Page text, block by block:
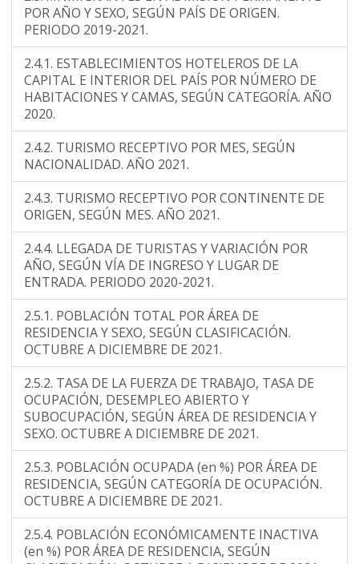
POR AÑO Y SEXO, SEGÚN PAÍS DE ORIGEN.
PERIODO 2019-2021.
2.4.1. ESTABLECIMIENTOS HOTELEROS DE LA
CAPITAL E INTERIOR DEL PAÍS POR NÚMERO DE
HABITACIONES Y CAMAS, SEGÚN CATEGORÍA. AÑO
2020.
2.4.2. TURISMO RECEPTIVO POR MES, SEGÚN
NACIONALIDAD. AÑO 2021.
2.4.3. TURISMO RECEPTIVO POR CONTINENTE DE
ORIGEN, SEGÚN MES. AÑO 2021.
2.4.4. LLEGADA DE TURISTAS Y VARIACIÓN POR
AÑO, SEGÚN VÍA DE INGRESO Y LUGAR DE
ENTRADA. PERIODO 2020-2021.
2.5.1. POBLACIÓN TOTAL POR ÁREA DE
RESIDENCIA Y SEXO, SEGÚN CLASIFICACIÓN.
OCTUBRE A DICIEMBRE DE 2021.
2.5.2. TASA DE LA FUERZA DE TRABAJO, TASA DE
OCUPACIÓN, DESEMPLEO ABIERTO Y
SUBOCUPACIÓN, SEGÚN ÁREA DE RESIDENCIA Y
SEXO. OCTUBRE A DICIEMBRE DE 2021.
2.5.3. POBLACIÓN OCUPADA (en %) POR ÁREA DE
RESIDENCIA, SEGÚN CATEGORÍA DE OCUPACIÓN.
OCTUBRE A DICIEMBRE DE 2021.
2.5.4. POBLACIÓN ECONÓMICAMENTE INACTIVA
(en %) POR ÁREA DE RESIDENCIA, SEGÚN